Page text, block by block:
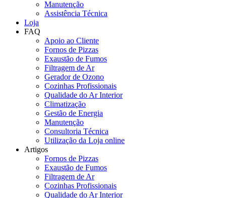
Manutenção
Assistência Técnica
Loja
FAQ
Apoio ao Cliente
Fornos de Pizzas
Exaustão de Fumos
Filtragem de Ar
Gerador de Ozono
Cozinhas Profissionais
Qualidade do Ar Interior
Climatização
Gestão de Energia
Manutenção
Consultoria Técnica
Utilização da Loja online
Artigos
Fornos de Pizzas
Exaustão de Fumos
Filtragem de Ar
Cozinhas Profissionais
Qualidade do Ar Interior